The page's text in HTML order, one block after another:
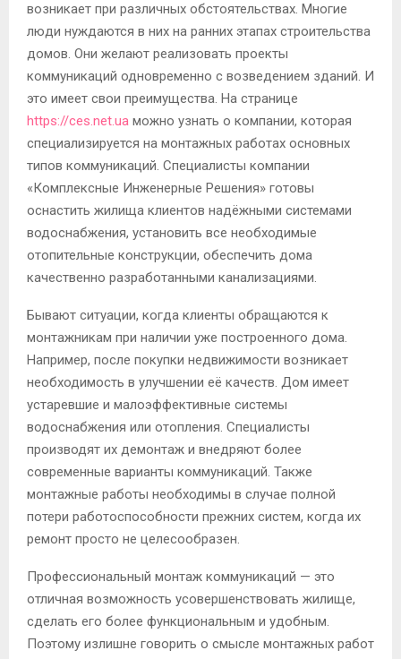
возникает при различных обстоятельствах. Многие
люди нуждаются в них на ранних этапах строительства
домов. Они желают реализовать проекты
коммуникаций одновременно с возведением зданий. И
это имеет свои преимущества. На странице
https://ces.net.ua можно узнать о компании, которая
специализируется на монтажных работах основных
типов коммуникаций. Специалисты компании
«Комплексные Инженерные Решения» готовы
оснастить жилища клиентов надёжными системами
водоснабжения, установить все необходимые
отопительные конструкции, обеспечить дома
качественно разработанными канализациями.
Бывают ситуации, когда клиенты обращаются к
монтажникам при наличии уже построенного дома.
Например, после покупки недвижимости возникает
необходимость в улучшении её качеств. Дом имеет
устаревшие и малоэффективные системы
водоснабжения или отопления. Специалисты
производят их демонтаж и внедряют более
современные варианты коммуникаций. Также
монтажные работы необходимы в случае полной
потери работоспособности прежних систем, когда их
ремонт просто не целесообразен.
Профессиональный монтаж коммуникаций — это
отличная возможность усовершенствовать жилище,
сделать его более функциональным и удобным.
Поэтому излишне говорить о смысле монтажных работ